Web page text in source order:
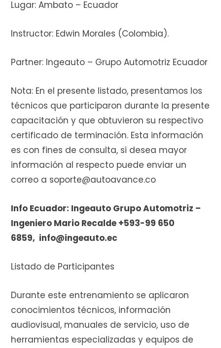
d
Lugar: Ambato – Ecuador
Instructor: Edwin Morales (Colombia).
Partner: Ingeauto – Grupo Automotriz Ecuador
Nota: En el presente listado, presentamos los
técnicos que participaron durante la presente
capacitación y que obtuvieron su respectivo
certificado de terminación. Esta información
es con fines de consulta, si desea mayor
información al respecto puede enviar un
correo a soporte@autoavance.co
Info Ecuador: Ingeauto Grupo Automotriz –
Ingeniero Mario Recalde +593-99 650
6859, info@ingeauto.ec
Listado de Participantes
Durante este entrenamiento se aplicaron
conocimientos técnicos, información
audiovisual, manuales de servicio, uso de
herramientas especializadas y equipos de